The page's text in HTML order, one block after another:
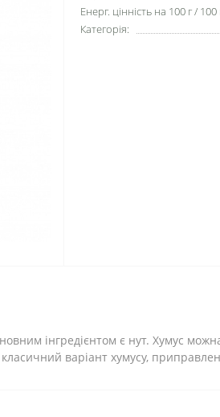
Енерг. цінність на 100 г /
Категорія:
інгредієнтом є нут. Хумус
варіант хумусу,